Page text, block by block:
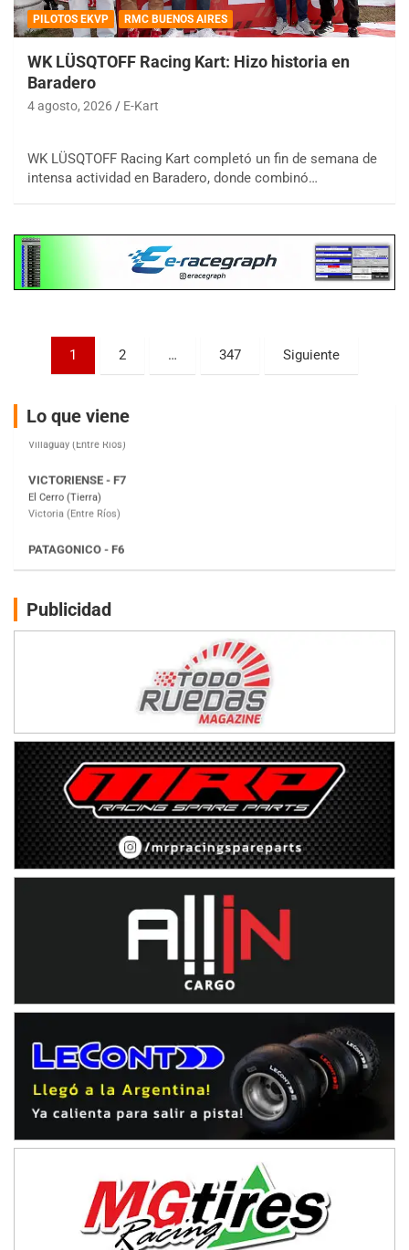
PILOTOS EKVP RMC BUENOS AIRES
WK LÜSQTOFF Racing Kart: Hizo historia en
Baradero
4 agosto, 2026 E-Kart
WK LÜSQTOFF Racing Kart completó un fin de semana de
intensa actividad en Baradero, donde combinó…
Paginación
entradas
1 2 … 347 Siguiente
Lo que viene
08/09-AGO
Ramiro Tot (Asfalto)
KDO - F6
Ciudad de Trenque Lauquen (Asfalto)
Trenque Lauquen (Buenos Aires)
Villaguay (Entre Ríos)
El Cerro (Tierra)
Victoria (Entre Ríos)
Moto Club Reginense (Tierra)
Gral. E. Godoy (Río Negro)
Juventud Unida (Tierra)
Humboldt (Santa Fe)
NORESTE SANTAFESINO - F6
José Samuel Sánchez (Tierra)
TUCUMANO - F5
Juan Navarro (Asfalto)
El Timbó (Tucumán)
COBERTURA ESPECIAL DE E-KART.COM.AR
08/09-AGO
IAME SERIES ARGENTINA 6
Ramiro Tot (Asfalto)
Trenque Lauquen (Buenos Aires)
VICTORIENSE - F7
El Cerro (Tierra)
PATAGONICO - F6
Juventud Unida (Tierra)
Humboldt (Santa Fe)
Publicidad